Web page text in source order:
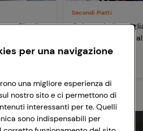
Pinoli e
Secondi Piatti
Calamari alla
ripieno di risotto
per una navigazione
una migliore esperienza di
nostro sito e ci permettono di
interessanti per te. Quelli
sono indispensabili per